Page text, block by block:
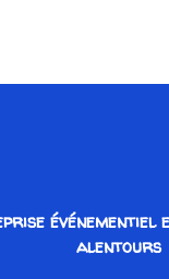
événementiel
alentours